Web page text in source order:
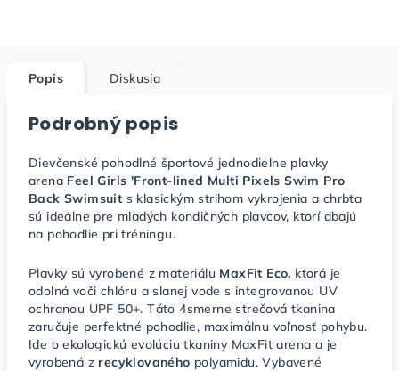
Popis Diskusia
Podrobný popis
Dievčenské pohodlné športové jednodielne plavky
arena Feel Girls 'Front-lined Multi Pixels Swim Pro
Back Swimsuit s klasickým strihom vykrojenia a chrbta
sú ideálne pre mladých kondičných plavcov, ktorí dbajú
na pohodlie pri tréningu.
Plavky sú vyrobené z materiálu MaxFit Eco, ktorá je
odolná voči chlóru a slanej vode s integrovanou UV
ochranou UPF 50+. Táto 4smerne strečová tkanina
zaručuje perfektné pohodlie, maximálnu voľnosť pohybu.
Ide o ekologickú evolúciu tkaniny MaxFit arena a je
vyrobená z recyklovaného polyamidu. Vybavené